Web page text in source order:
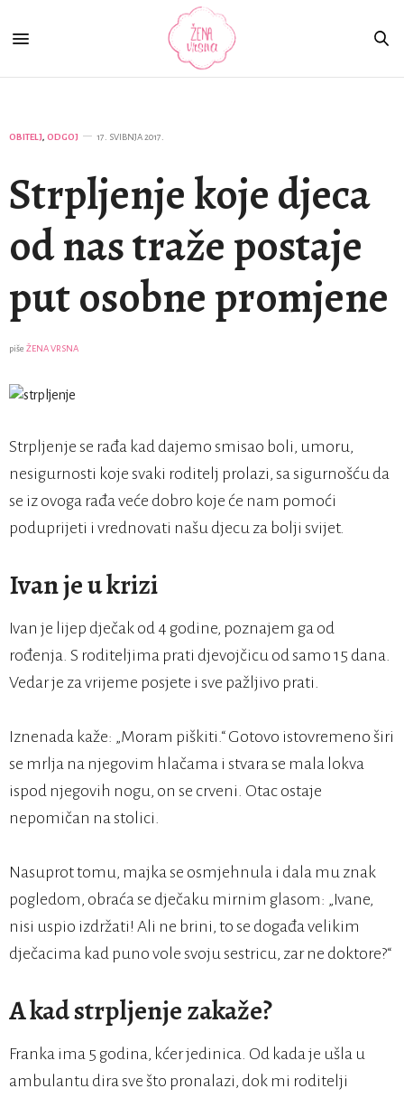
OBITELJ, ODGOJ 17. SVIBNJA 2017.
Strpljenje koje djeca
od nas traže postaje
put osobne promjene
piše ŽENA VRSNA
Strpljenje se rađa kad dajemo smisao boli, umoru,
nesigurnosti koje svaki roditelj prolazi, sa sigurnošću da
se iz ovoga rađa veće dobro koje će nam pomoći
poduprijeti i vrednovati našu djecu za bolji svijet.
Ivan je u krizi
Ivan je lijep dječak od 4 godine, poznajem ga od
rođenja. S roditeljima prati djevojčicu od samo 15 dana.
Vedar je za vrijeme posjete i sve pažljivo prati.
Iznenada kaže: „Moram piškiti.“ Gotovo istovremeno širi
se mrlja na njegovim hlačama i stvara se mala lokva
ispod njegovih nogu, on se crveni. Otac ostaje
nepomičan na stolici.
Nasuprot tomu, majka se osmjehnula i dala mu znak
pogledom, obraća se dječaku mirnim glasom: „Ivane,
nisi uspio izdržati! Ali ne brini, to se događa velikim
dječacima kad puno vole svoju sestricu, zar ne doktore?“
A kad strpljenje zakaže?
Franka ima 5 godina, kćer jedinica. Od kada je ušla u
ambulantu dira sve što pronalazi, dok mi roditelji